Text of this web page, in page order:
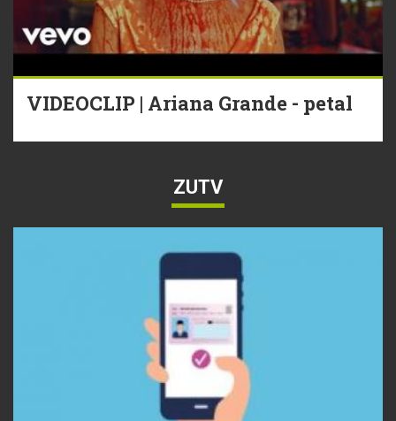
VIDEOCLIP | Ariana Grande - petal
ZUTV